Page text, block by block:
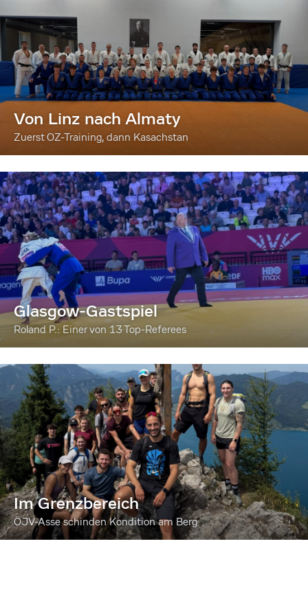
Von Linz nach Almaty
Zuerst OZ-Training, dann Kasachstan
Glasgow-Gastspiel
Roland P.: Einer von 13 Top-Referees
Im Grenzbereich
ÖJV-Asse schinden Kondition am Berg